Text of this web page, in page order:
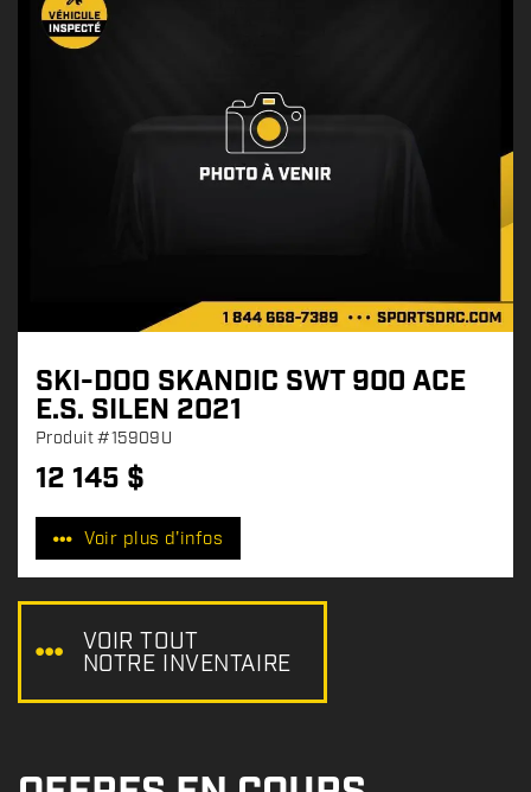
SKI-DOO SKANDIC SWT 900 ACE
E.S. SILEN 2021
Produit#15909U
P
r
x
12 145 $
Voir plus d'infos
VOIR TOUT
NOTRE INVENTAIRE